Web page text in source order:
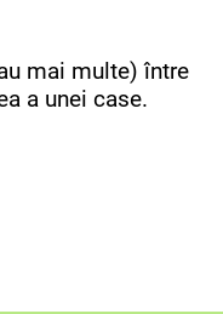
mai multe) între
a unei case.